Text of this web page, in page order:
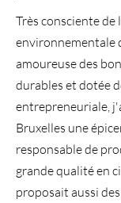
​Très consciente de
environnementale
amoureuse des
durables et dotée
entrepreneuriale,
Bruxelles une
responsable de
grande qualité en
proposait aussi